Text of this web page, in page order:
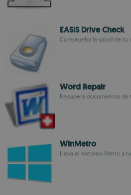
EASIS Drive Check
Comprueba la salud de tu
Word Repair
Recupera documentos de
WinMetro
Lleva el entorno Metro a